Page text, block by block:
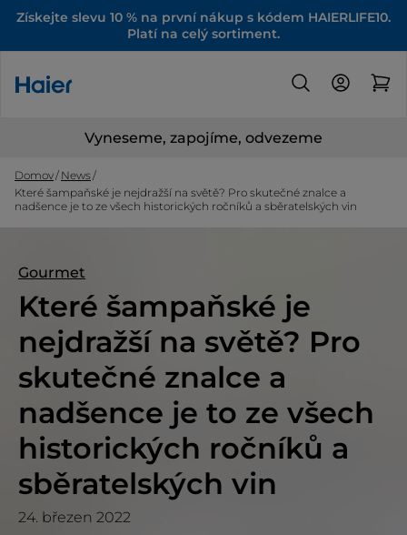
Získejte slevu 10 % na první nákup s kódem HAIERLIFE10.
Platí na celý sortiment.
Vyneseme, zapojíme, odvezeme
Domov News
Které šampaňské je nejdražší na světě? Pro skutečné znalce a
nadšence je to ze všech historických ročníků a sběratelských vin
Gourmet
Které šampaňské je
nejdražší na světě? Pro
skutečné znalce a
nadšence je to ze všech
historických ročníků a
sběratelských vin
24. březen 2022